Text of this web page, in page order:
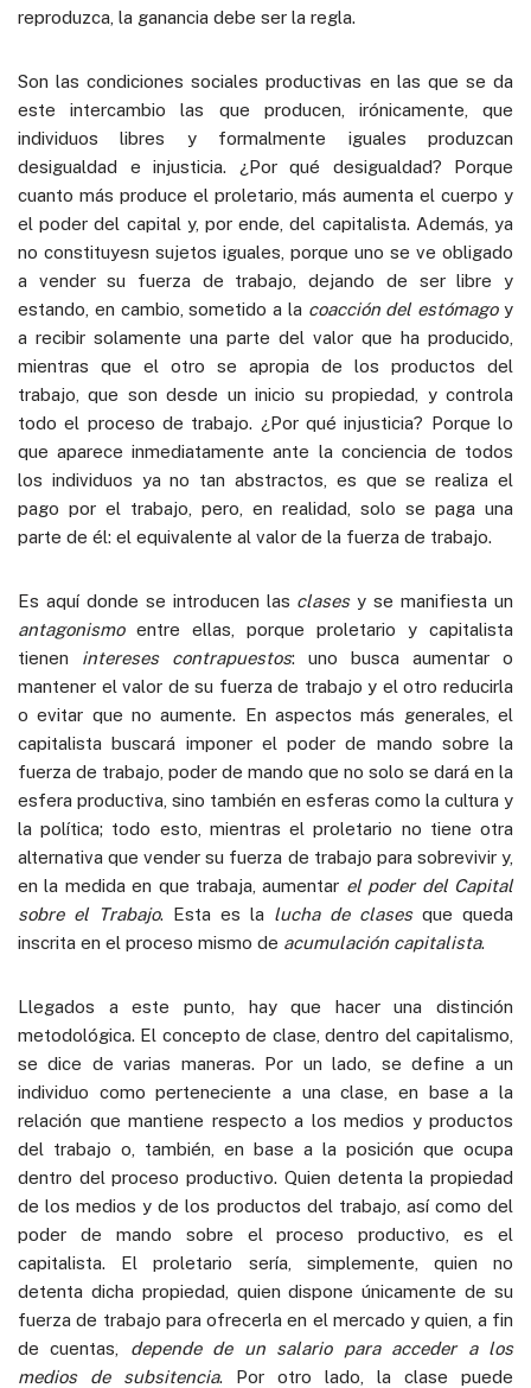
reproduzca, la ganancia debe ser la regla.
Son las condiciones sociales productivas en las que se da
este intercambio las que producen, irónicamente, que
individuos libres y formalmente iguales produzcan
desigualdad e injusticia. ¿Por qué desigualdad? Porque
cuanto más produce el proletario, más aumenta el cuerpo y
el poder del capital y, por ende, del capitalista. Además, ya
no constituyesn sujetos iguales, porque uno se ve obligado
a vender su fuerza de trabajo, dejando de ser libre y
estando, en cambio, sometido a la coacción del estómagoy
a recibir solamente una parte del valor que ha producido,
mientras que el otro se apropia de los productos del
trabajo, que son desde un inicio su propiedad, y controla
todo el proceso de trabajo. ¿Por qué injusticia? Porque lo
que aparece inmediatamente ante la conciencia de todos
los individuos ya no tan abstractos, es que se realiza el
pago por el trabajo, pero, en realidad, solo se paga una
parte de él: el equivalente al valor de la fuerza de trabajo.
Es aquí donde se introducen las clasesy se manifiesta un
antagonismoentre ellas, porque proletario y capitalista
tienen intereses contrapuestos: uno busca aumentar o
mantener el valor de su fuerza de trabajo y el otro reducirla
o evitar que no aumente. En aspectos más generales, el
capitalista buscará imponer el poder de mando sobre la
fuerza de trabajo, poder de mando que no solo se dará en la
esfera productiva, sino también en esferas como la cultura y
la política; todo esto, mientras el proletario no tiene otra
alternativa que vender su fuerza de trabajo para sobrevivir y,
en la medida en que trabaja, aumentar el poder del Capital
sobre el Trabajo. Esta es la lucha de clasesque queda
inscrita en el proceso mismo de acumulación capitalista.
Llegados a este punto, hay que hacer una distinción
metodológica. El concepto de clase, dentro del capitalismo,
se dice de varias maneras. Por un lado, se define a un
individuo como perteneciente a una clase, en base a la
relación que mantiene respecto a los medios y productos
del trabajo o, también, en base a la posición que ocupa
dentro del proceso productivo. Quien detenta la propiedad
de los medios y de los productos del trabajo, así como del
poder de mando sobre el proceso productivo, es el
capitalista. El proletario sería, simplemente, quien no
detenta dicha propiedad, quien dispone únicamente de su
fuerza de trabajo para ofrecerla en el mercado y quien, a fin
de cuentas, depende de un salario para acceder a los
medios de subsitencia. Por otro lado, la clase puede